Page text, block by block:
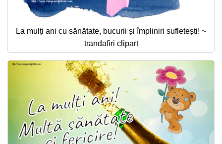
La mulți ani cu sănătate, bucurii și împliniri sufletești! ~
trandafiri clipart